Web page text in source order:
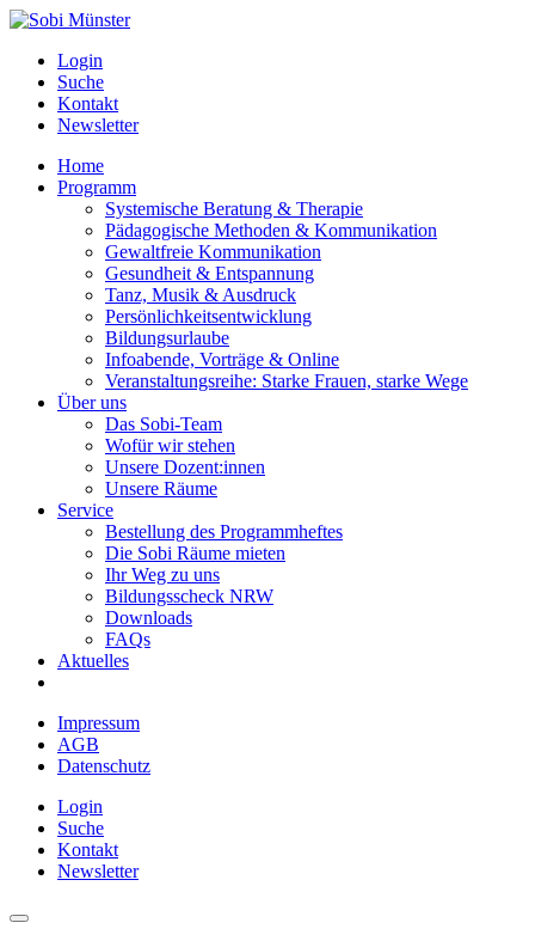
Login
Suche
Kontakt
Newsletter
Home
Programm
Systemische Beratung & Therapie
Pädagogische Methoden & Kommunikation
Gewaltfreie Kommunikation
Gesundheit & Entspannung
Tanz, Musik & Ausdruck
Persönlichkeitsentwicklung
Bildungsurlaube
Infoabende, Vorträge & Online
Veranstaltungsreihe: Starke Frauen, starke Wege
Über uns
Das Sobi-Team
Wofür wir stehen
Unsere Dozent:innen
Unsere Räume
Service
Bestellung des Programmheftes
Die Sobi Räume mieten
Ihr Weg zu uns
Bildungsscheck NRW
Downloads
FAQs
Aktuelles
Impressum
AGB
Datenschutz
Login
Suche
Kontakt
Newsletter